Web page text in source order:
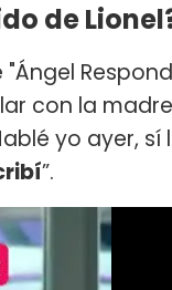
de
con la
yo ayer,
”.